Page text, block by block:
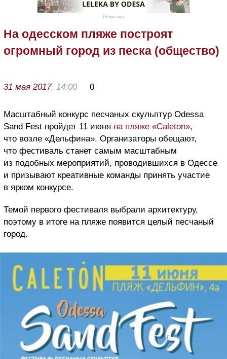
Реклама
На одесском пляже построят
огромный город из песка (общество)
31 мая 2017, 14:00 0
Масштабный конкурс песчаных скульптур Odessa
Sand Fest пройдет 11 июня на пляже «Caleton»,
что возле «Дельфина». Организаторы обещают,
что фестиваль станет самым масштабным
из подобных мероприятий, проводившихся в Одессе
и призывают креативные команды принять участие
в ярком конкурсе.
Темой первого фестиваля выбрали архитектуру,
поэтому в итоге на пляже появится целый песчаный
город.